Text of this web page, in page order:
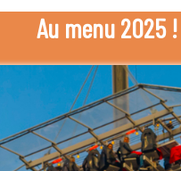
Au menu 2025 !